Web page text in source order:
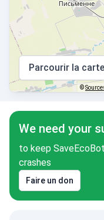
Parcourir la carte
©
We need your
to keep
crashes
Faire un don